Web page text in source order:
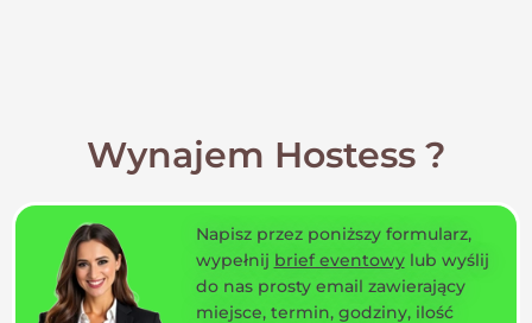
Wynajem Hostess ?
Napisz przez poniższy formularz,
wypełnij brief eventowylub wyślij
do nas prosty email zawierający
miejsce, termin, godziny, ilość